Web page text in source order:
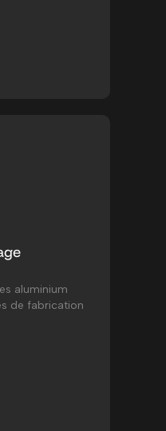
aluminium
de fabrication